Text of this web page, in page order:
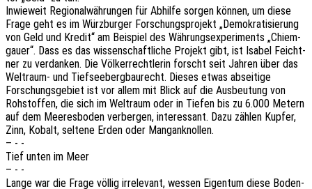
Inwie­weit Regio­nal­wäh­run­gen für Abhil­fe sorgen können, um diese
Frage geht es im Würz­bur­ger Forschungs­pro­jekt „Demo­kra­ti­sie­rung
von Geld und Kredit“ am Beispiel des Währungs­expe­ri­ments „Chiem­
gau­er“. Dass es das wissen­schaft­li­che Projekt gibt, ist Isabel Feicht­
ner zu verdan­ken. Die Völker­recht­le­rin forscht seit Jahren über das
Welt­raum- und Tief­see­berg­bau­recht. Dieses etwas absei­ti­ge
Forschungs­ge­biet ist vor allem mit Blick auf die Ausbeu­tung von
Rohstof­fen, die sich im Welt­raum oder in Tiefen bis zu 6.000 Metern
auf dem Meeres­bo­den verber­gen, inter­es­sant. Dazu zählen Kupfer,
Zinn, Kobalt, selte­ne Erden oder Manganknollen.
– - -
Tief unten im Meer
– - -
Lange war die Frage völlig irrele­vant, wessen Eigen­tum diese Boden­